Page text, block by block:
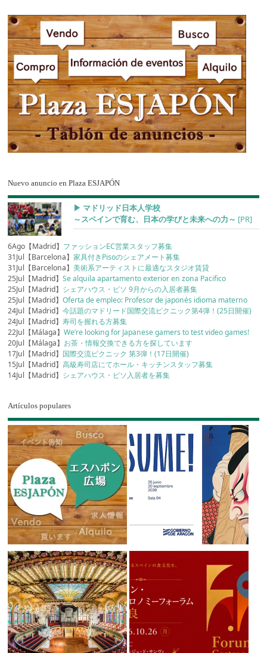
Nuevo anuncio en Plaza ESJAPÓN
▶︎ マドリッド日本人学校
～スペインで育む、日本の学びと未来への力～ [PR]
6Ago【Madrid】 ファッションEC営業スタッフ募集
31Jul【Barcelona】家具付きPisoのシェアメート募集
31Jul【Barcelona】美術系アーティストに最適なスタジオ賃貸
25Jul【Madrid】Se alquila apartamento exterior en zona Pacifico
25Jul【Madrid】 シェアハウス・ピソ 9月からの入居者募集
25Jul【Madrid】Oferta de empleo: Profesor de japonés idioma materno
24Jul【Madrid】今話題のマドリード国際交流ピクニック第4弾！(25日開催)
24Jul【Madrid】寿司を握れる方募集
22Jul【Málaga】We’re looking for Japanese gamers to test video games!
20Jul【Málaga】 お茶・情報交換できる方を探しています
17Jul【Madrid】 国際交流ピクニック 第3弾！(17日開催)
15Jul【Madrid】高級寿司店にてホール・キッチンスタッフ募集
14Jul【Madrid】 シェアハウス・ピソ入居者を募集
Artículos populares